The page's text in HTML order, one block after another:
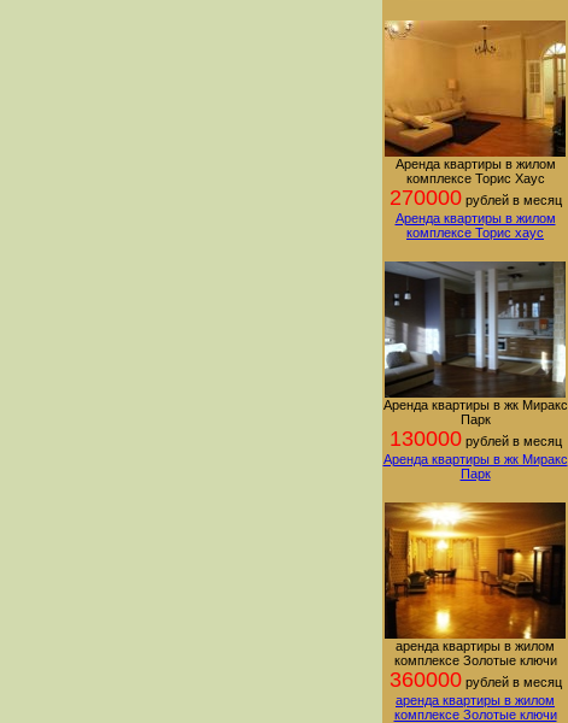
Аренда квартиры в жилом
комплексе Торис Хаус
270000рублей в месяц
Аренда квартиры в жилом
комплексе Торис хаус
Аренда квартиры в жк Миракс
Парк
130000рублей в месяц
Аренда квартиры в жк Миракс
Парк
аренда квартиры в жилом
комплексе Золотые ключи
360000рублей в месяц
аренда квартиры в жилом
комплексе Золотые ключи